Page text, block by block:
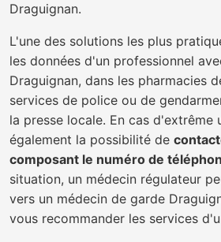
Draguignan.
L'une des solutions les plus
les données d'un professionnel
Draguignan, dans les pharmacies
services de police ou de
la presse locale. En cas d'extrême
également la possibilité de
composant le numéro de
situation, un médecin régulateur
vers un médecin de garde
vous recommander les services